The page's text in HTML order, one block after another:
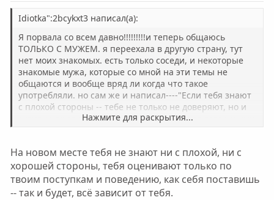
Idiotka":2bcykxt3 написал(а):
Я порвала со всем давно!!!!!!!!!и теперь общаюсь
ТОЛЬКО С МУЖЕМ. я переехала в другую страну, тут
нет моих знакомых. есть только соседи, и некоторые
знакомые мужа, которые со мной на эти темы не
общаются и вообще вряд ли когда что такое
употребляли. но сам же и написал----"Если тебя знают
с плохой стороны -- тебе не только не доверяют, но и
активно противодействуют, независимо от того какими
давлением очевидных фактов.", в этом основная и есть
часть проблемы, сюда это дерьмо активно
просочилось. и вся моя хорошесть, теперь ничего
опять не значит.
Нажмите для раскрытия...
На новом месте тебя не знают ни с плохой, ни с
хорошей стороны, тебя оценивают только по
твоим поступкам и поведению, как себя поставишь
-- так и будет, всё зависит от тебя.